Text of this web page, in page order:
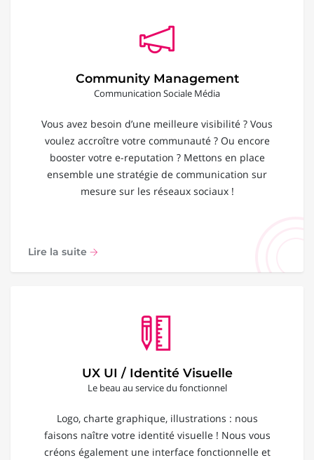
Community Management
Communication Sociale Média
Vous avez besoin d’une meilleure visibilité ? Vous
voulez accroître votre communauté ? Ou encore
booster votre e-reputation ? Mettons en place
ensemble une stratégie de communication sur
mesure sur les réseaux sociaux !
Lire la suite
UX UI / Identité Visuelle
Le beau au service du fonctionnel
Logo, charte graphique, illustrations : nous
faisons naître votre identité visuelle ! Nous vous
créons également une interface fonctionnelle et